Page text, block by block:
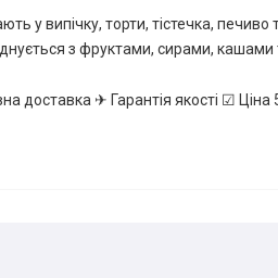
у випічку, торти, тістечка,
з фруктами, сирами, кашами
доставка ✈ Гарантія якості ☑